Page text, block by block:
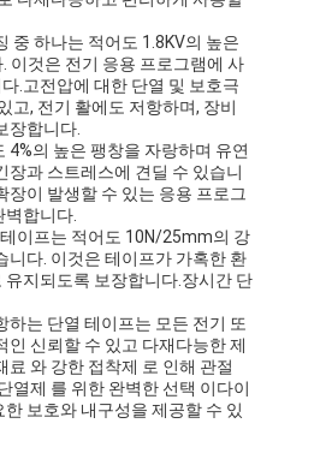
중 하나는 적어도 1.8KV의 높은
이것은 전기 응용 프로그램에 사
.고전압에 대한 단열 및 보호극
고, 전기 활에도 저항하며, 장비
장합니다.
4%의 높은 팽창을 자랑하며 유연
장과 스트레스에 견딜 수 있습니
장이 발생할 수 있는 응용 프로그
합니다.
이프는 적어도 10N/25mm의 강
니다. 이것은 테이프가 가혹한 환
유지되도록 보장합니다.장시간 단
하는 단열 테이프는 모든 전기 또
인 신뢰할 수 있고 다재다능한 제
료 와 강한 접착제 로 인해 관절
열제 를 위한 완벽한 선택 이다이
보호와 내구성을 제공할 수 있